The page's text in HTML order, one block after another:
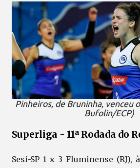
Pinheiros, de Bruninha, venceu
Bufolin/ECP)
Superliga - 11ª Rodada do
Sesi-SP 1 x 3 Fluminense (RJ),